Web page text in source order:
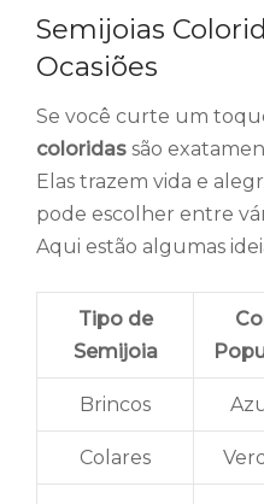
Semijoias
Ocasiões
Se você curte um
coloridas são
Elas trazem vida e
pode escolher entre
Aqui estão algumas
Tipo de
Semijoia
Brincos
Colares